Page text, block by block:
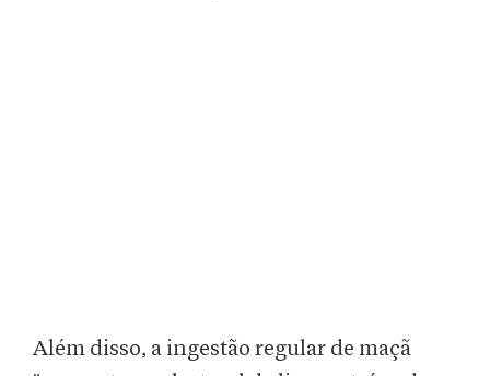
Além disso, a ingestão regular de maçã